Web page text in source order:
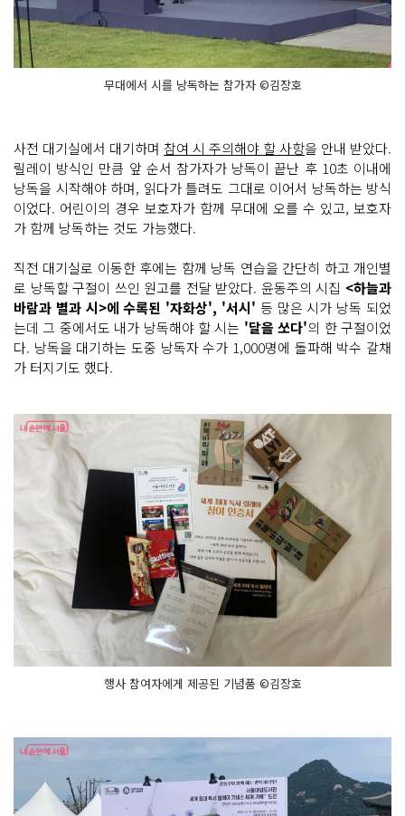
무대에서 시를 낭독하는 참가자 ©김장호
사전 대기실에서 대기하며 참여 시 주의해야 할 사항을 안내 받았다.
릴레이 방식인 만큼 앞 순서 참가자가 낭독이 끝난 후 10초 이내에
낭독을 시작해야 하며, 읽다가 틀려도 그대로 이어서 낭독하는 방식
이었다. 어린이의 경우 보호자가 함께 무대에 오를 수 있고, 보호자
가 함께 낭독하는 것도 가능했다.
직전 대기실로 이동한 후에는 함께 낭독 연습을 간단히 하고 개인별
로 낭독할 구절이 쓰인 원고를 전달 받았다. 윤동주의 시집 <하늘과
바람과 별과 시>에 수록된 '자화상', '서시' 등 많은 시가 낭독 되었
는데 그 중에서도 내가 낭독해야 할 시는 '달을 쏘다'의 한 구절이었
다. 낭독을 대기하는 도중 낭독자 수가 1,000명에 돌파해 박수 갈채
가 터지기도 했다.
행사 참여자에게 제공된 기념품 ©김장호